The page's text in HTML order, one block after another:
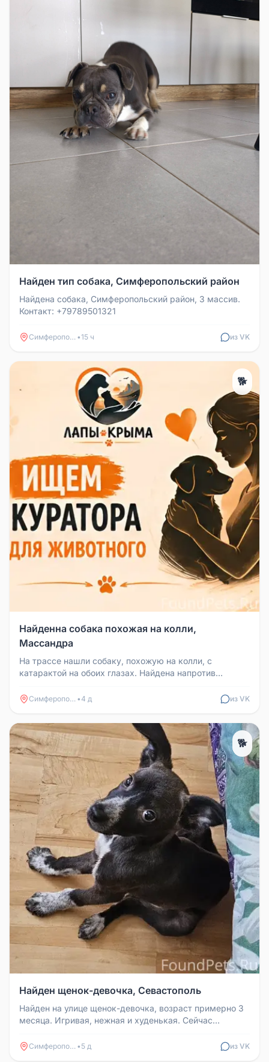
Найден тип собака, Симферопольский район
Найдена собака, Симферопольский район, 3 массив.
Контакт: +79789501321
Симферополь •15 ч из VK
🐕
Найденна собака похожая на колли,
Массандра
На трассе нашли собаку, похожую на колли, с
катарактой на обоих глазах. Найдена напротив
Симферополь •4 д из VK
🐕
Найден щенок-девочка, Севастополь
Найден на улице щенок-девочка, возраст примерно 3
месяца. Игривая, нежная и худенькая. Сейчас
Симферополь • 5 д из VK